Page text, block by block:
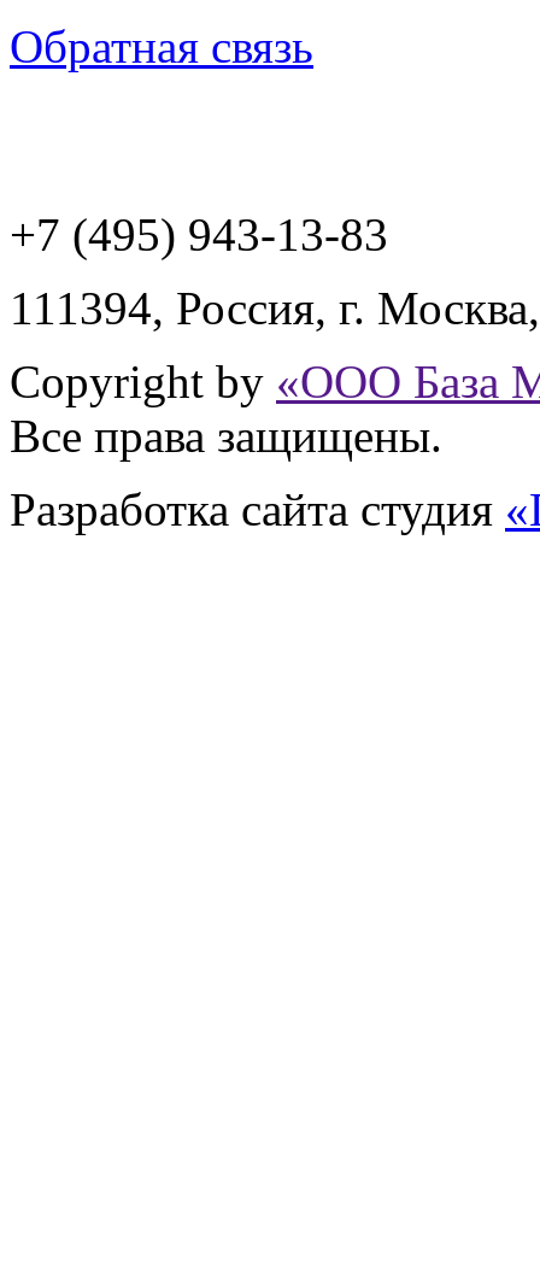
Обратная связь
+7 (495) 943-13-83
111394, Россия, г. Москва
Copyright by «ООО База
Все права защищены.
Разработка сайта студия